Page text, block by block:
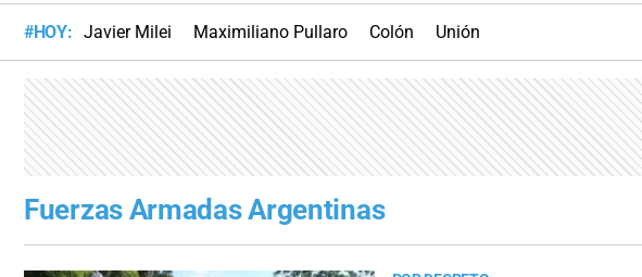
#HOY: Javier Milei Maximiliano Pullaro Colón Unión
Fuerzas Armadas Argentinas